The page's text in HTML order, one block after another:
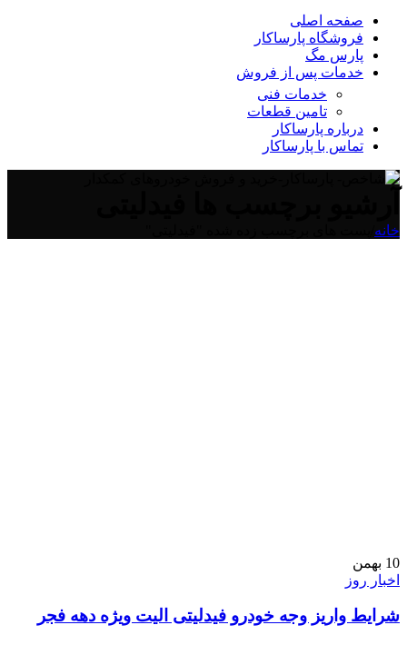
صفحه اصلی
فروشگاه پارساکار
پارس مگ
خدمات پس از فروش
خدمات فنی
تامین قطعات
درباره پارساکار
تماس با پارساکار
خانه
10 بهمن
اخبار روز
شرایط واریز وجه خودرو فیدلیتی الیت ویژه دهه فجر